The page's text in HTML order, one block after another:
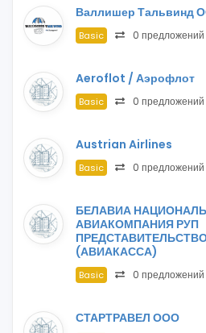
Валлишер Тальвинд
Basic 0 предложений
Aeroflot / Аэрофлот
Basic 0 предложений
Austrian Airlines
Basic 0 предложений
БЕЛАВИА
АВИАКОМПАНИЯ РУП
(АВИАКАССА)
Basic 0 предложений
СТАРТРАВЕЛ ООО